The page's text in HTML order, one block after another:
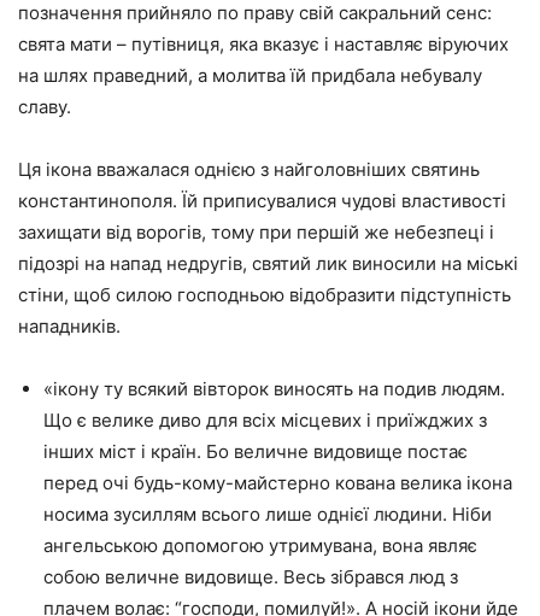
позначення прийняло по праву свій сакральний сенс:
свята мати – путівниця, яка вказує і наставляє віруючих
на шлях праведний, а молитва їй придбала небувалу
славу.
Ця ікона вважалася однією з найголовніших святинь
константинополя. Їй приписувалися чудові властивості
захищати від ворогів, тому при першій же небезпеці і
підозрі на напад недругів, святий лик виносили на міські
стіни, щоб силою господньою відобразити підступність
нападників.
«ікону ту всякий вівторок виносять на подив людям.
Що є велике диво для всіх місцевих і приїжджих з
інших міст і країн. Бо величне видовище постає
перед очі будь-кому-майстерно кована велика ікона
носима зусиллям всього лише однієї людини. Ніби
ангельською допомогою утримувана, вона являє
собою величне видовище. Весь зібрався люд з
плачем волає: “господи, помилуй!». А носій ікони йде